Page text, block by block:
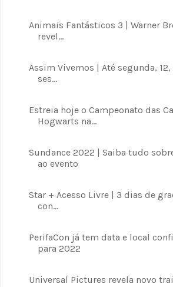
Animais Fantásticos 3 | Warner
revel...
Assim Vivemos | Até segunda,
ses...
Estreia hoje o Campeonato das
Hogwarts na...
Sundance 2022 | Saiba tudo
ao evento
Star + Acesso Livre | 3 dias de
con...
PerifaCon já tem data e local
para 2022
Universal Pictures revela novo